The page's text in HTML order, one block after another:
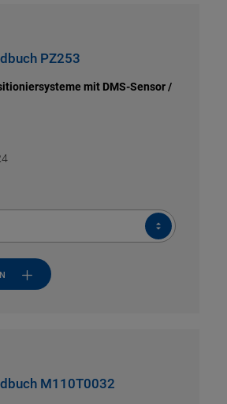
PZ253
mit DMS-Sensor /
M110T0032